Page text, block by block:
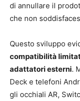
di annullare il
che non
Questo sviluppo
compatibilità
adattatori esterni.
Deck e telefoni
gli occhiali AR,